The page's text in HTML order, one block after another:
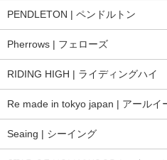
PENDLETON | ペンドルトン
Pherrows | フェローズ
RIDING HIGH | ライディングハイ
Re made in tokyo japan | アールイ
Seaing | シーイング